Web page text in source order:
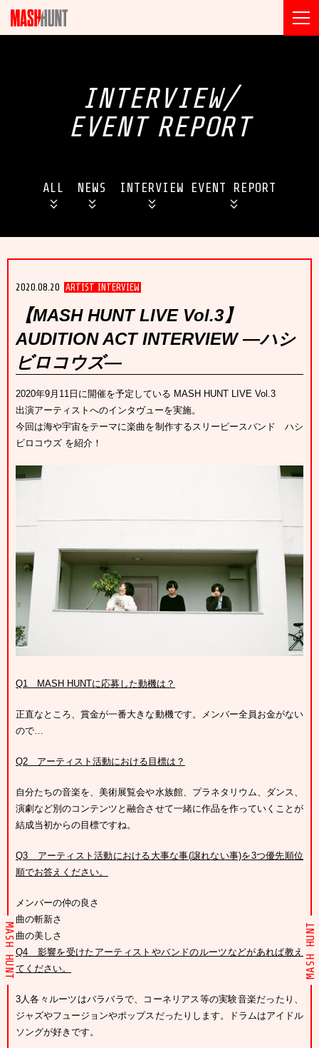
INTERVIEW/
EVENT REPORT
ALL NEWS INTERVIEW EVENT REPORT
MASH HUNT MASH HUNT
2020.08.20 ARTIST INTERVIEW
【MASH HUNT LIVE Vol.3】
AUDITION ACT INTERVIEW ―ハシ
ビロコウズ―
2020年9月11日に開催を予定している MASH HUNT LIVE Vol.3
出演アーティストへのインタヴューを実施。
今回は海や宇宙をテーマに楽曲を制作するスリーピースバンド ハシ
ビロコウズ を紹介！
Q1 MASH HUNTに応募した動機は？
正直なところ、賞金が一番大きな動機です。メンバー全員お金がない
ので…
Q2 アーティスト活動における目標は？
自分たちの音楽を、美術展覧会や水族館、プラネタリウム、ダンス、
演劇など別のコンテンツと融合させて一緒に作品を作っていくことが
結成当初からの目標ですね。
Q3 アーティスト活動における大事な事(譲れない事)を3つ優先順位
順でお答えください。
メンバーの仲の良さ
曲の斬新さ
曲の美しさ
Q4 影響を受けたアーティストやバンドのルーツなどがあれば教え
てください。
3人各々ルーツはバラバラで、コーネリアス等の実験音楽だったり、
ジャズやフュージョンやポップスだったりします。ドラムはアイドル
ソングが好きです。